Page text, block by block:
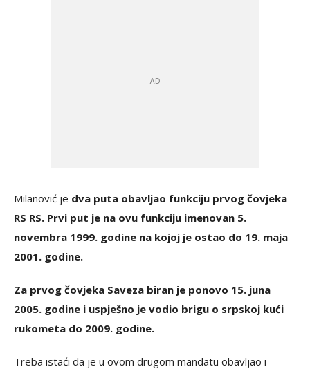
Milanović je dva puta obavljao funkciju prvog čovjeka
RS RS. Prvi put je na ovu funkciju imenovan 5.
novembra 1999. godine na kojoj je ostao do 19. maja
2001. godine.
Za prvog čovjeka Saveza biran je ponovo 15. juna
2005. godine i uspješno je vodio brigu o srpskoj kući
rukometa do 2009. godine.
Treba istaći da je u ovom drugom mandatu obavljao i